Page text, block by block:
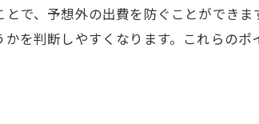
で、予想外の出費を防ぐことができま
を判断しやすくなります。これらのポ